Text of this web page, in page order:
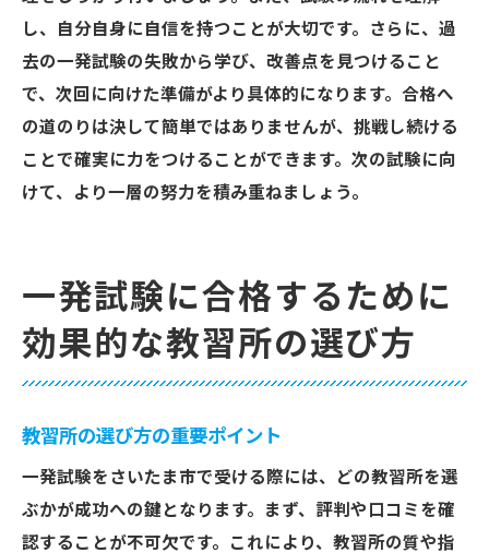
し、自分自身に自信を持つことが大切です。さらに、過
去の一発試験の失敗から学び、改善点を見つけること
で、次回に向けた準備がより具体的になります。合格へ
の道のりは決して簡単ではありませんが、挑戦し続ける
ことで確実に力をつけることができます。次の試験に向
けて、より一層の努力を積み重ねましょう。
一発試験に合格するために
効果的な教習所の選び方
教習所の選び方の重要ポイント
一発試験をさいたま市で受ける際には、どの教習所を選
ぶかが成功への鍵となります。まず、評判や口コミを確
認することが不可欠です。これにより、教習所の質や指